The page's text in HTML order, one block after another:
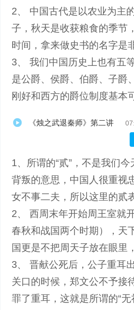
2、 中国古代是以农业为主
子，秋天是收获粮食的季节
时间，拿来做史书的名字是
3、 我们中国历史上也有五
是公爵、侯爵、伯爵、子爵
刚好和西方的爵位制度基本
《烛之武退秦师》第二讲
1、所谓的“贰”，不是我们
背叛的意思，中国人很重视
女不事二夫，所以这里的贰
2、 西周末年开始周王室就
春秋和战国两个时期），天
国更是不把周天子放在眼里
3、 晋献公死后，公子重耳
关口的时候，郑文公不予接
罪了重耳，这就是所谓的“无